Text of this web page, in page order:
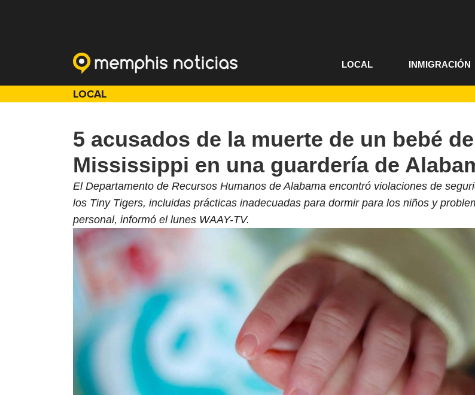
LOCAL INMIGRACIÓN
LOCAL
5 acusados ​​de la muerte de un bebé de
Mississippi en una guardería de
El Departamento de Recursos Humanos de Alabama encontró violaciones de
los Tiny Tigers, incluidas prácticas inadecuadas para dormir para los niños y
personal, informó el lunes WAAY-TV.